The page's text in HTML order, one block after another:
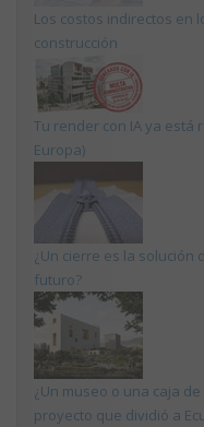
Los costos indirectos en
construcción
Tu render con IA ya está
Europa)
¿Un cierre es la solución
futuro?
¿Un museo o una caja de
proyecto que dividió a